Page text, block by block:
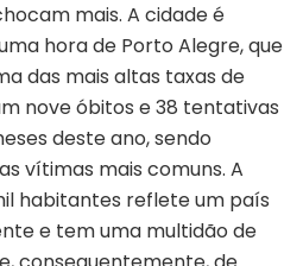
mais. A cidade é
hora de Porto Alegre, que
das mais altas taxas de
nove óbitos e 38 tentativas
deste ano, sendo
vítimas mais comuns. A
habitantes reflete um país
e tem uma multidão de